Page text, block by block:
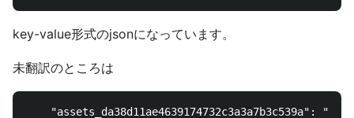
key-value形式のjsonになっています。
未翻訳のところは
"assets_da38d11ae4639174732c3a3a7b3c539a": "It